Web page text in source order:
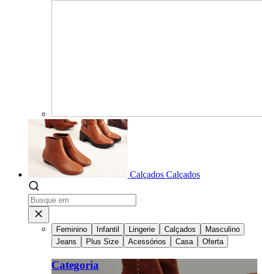
Calçados Calçados
Feminino Infantil Lingerie Calçados
Masculino
Jeans
Plus Size Acessórios Casa Oferta
Categoria